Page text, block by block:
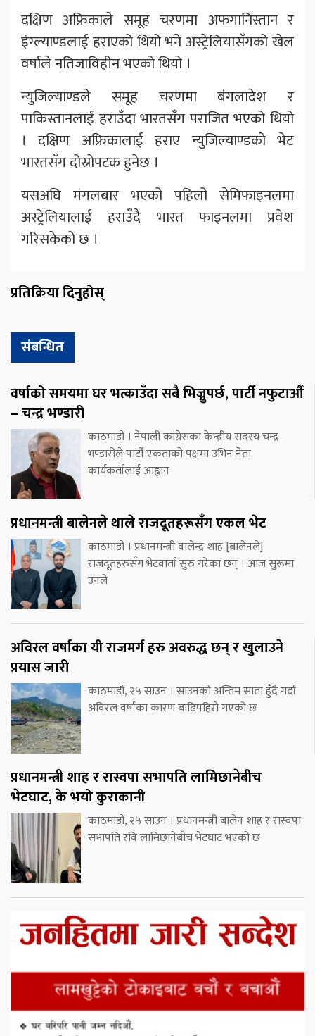
दक्षिण अफ्रिकाले समूह चरणमा अफगानिस्तान र
इंग्ल्याण्डलाई हराएको थियो भने अस्ट्रेलियासँगको खेल
वर्षाले नतिजाविहीन भएको थियो ।
न्युजिल्याण्डले समूह चरणमा बंगलादेश र
पाकिस्तानलाई हराउँदा भारतसँग पराजित भएको थियो
। दक्षिण अफ्रिकालाई हराए न्युजिल्याण्डको भेट
भारतसँग दोस्रोपटक हुनेछ ।
यसअघि मंगलबार भएको पहिलो सेमिफाइनलमा
अस्ट्रेलियालाई हराउँदै भारत फाइनलमा प्रवेश
गरिसकेको छ ।
प्रतिक्रिया दिनुहोस्
संबन्धित
वर्षाको समयमा घर भत्काउँदा सबै भिज्नुपर्छ, पार्टी नफुटाऔँ
– चन्द्र भण्डारी
काठमाडौं । नेपाली कांग्रेसका केन्द्रीय सदस्य चन्द्र
भण्डारीले पार्टी एकताको पक्षमा उभिन नेता
कार्यकर्तालाई आह्वान
प्रधानमन्त्री बालेनले थाले राजदूतहरूसँग एकल भेट
काठमाडौं । प्रधानमन्त्री वालेन्द्र शाह [बालेनले]
राजदूतहरुसँग भेटवार्ता सुरु गरेका छन् । आज सुरूमा
उनले
अविरल वर्षाका यी राजमर्ग हरु अवरुद्ध छन् र खुलाउने
प्रयास जारी
काठमाडौं, २५ साउन । साउनको अन्तिम साता हुँदै गर्दा
अविरल वर्षाका कारण बाढिपहिरो गएको छ
प्रधानमन्त्री शाह र रास्वपा सभापति लामिछानेबीच
भेटघाट, के भयो कुराकानी
काठमाडौं, २५ साउन । प्रधानमन्त्री बालेन शाह र रास्वपा
सभापति रवि लामिछानेबीच भेटघाट भएको छ